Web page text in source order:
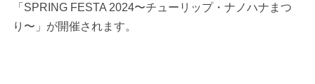
「SPRING FESTA 2024〜チューリップ・ナノハナまつ
り〜」が開催されます。